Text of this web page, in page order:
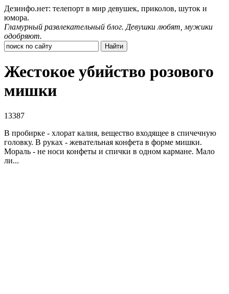
Дезинфо.нет: телепорт в мир девушек, приколов, шуток и
юмора.
Гламурный развлекательный блог. Девушки любят, мужики
одобряют.
Жестокое убийство розового
мишки
13387
В пробирке - хлорат калия, вещество входящее в спичечную
головку. В руках - жевательная конфета в форме мишки.
Мораль - не носи конфеты и спички в одном кармане. Мало
ли...